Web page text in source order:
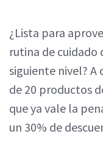
¿Lista para
rutina de
siguiente nivel?
de 20 productos
que ya vale la
un 30% de